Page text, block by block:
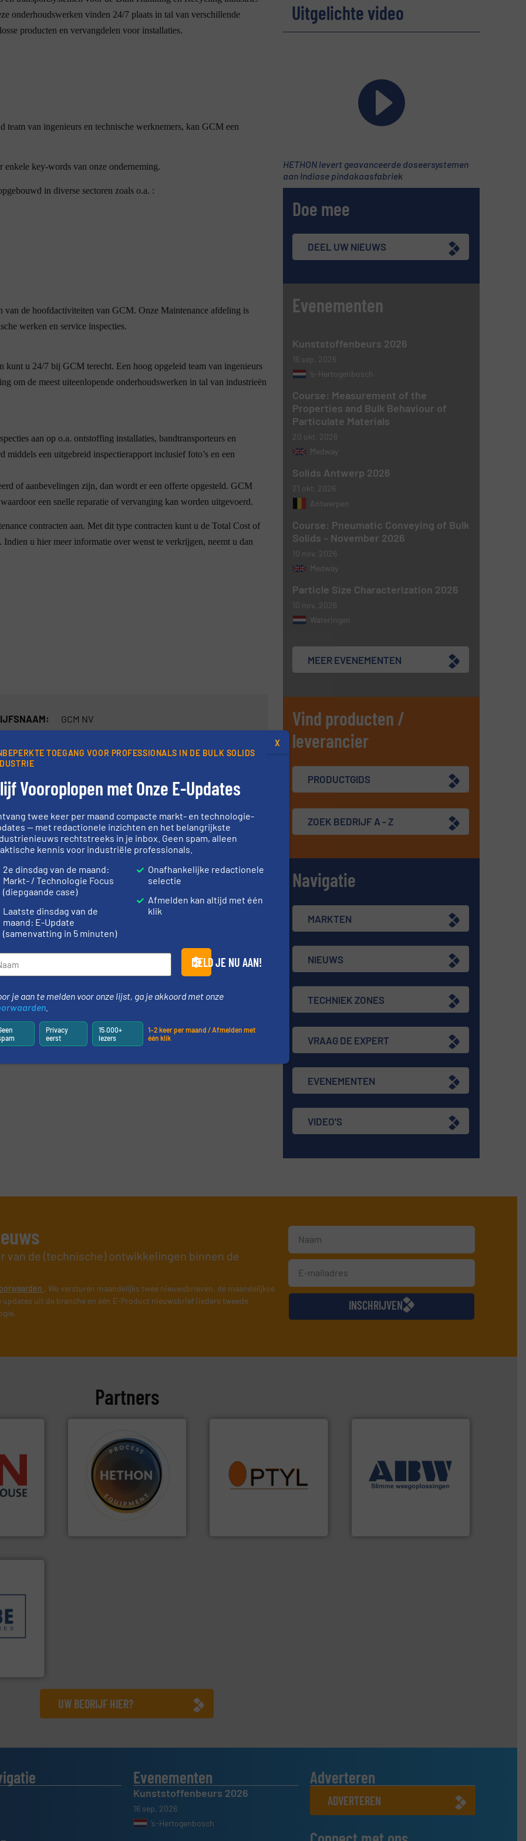
onderhoudswerken vinden 24/7 plaats in tal van verschillende
producten en vervangdelen voor installaties.
team van ingenieurs en technische werknemers, kan GCM een
key-words van onze onderneming.
in diverse sectoren zoals o.a. :
de hoofdactiviteiten van GCM. Onze Maintenance afdeling is
werken en service inspecties.
kunt u 24/7 bij GCM terecht. Een hoog opgeleid team van ingenieurs
om de meest uiteenlopende onderhoudswerken in tal van industrieën
aan op o.a. ontstoffing installaties, bandtransporteurs en
een uitgebreid inspectierapport inclusief foto’s en een
of aanbevelingen zijn, dan wordt er een offerte opgesteld. GCM
een snelle reparatie of vervanging kan worden uitgevoerd.
contracten aan. Met dit type contracten kunt u de Total Cost of
u hier meer informatie over wenst te verkrijgen, neemt u dan
GCM NV
9041
België
+3293676031
+3293675932
VISIT WEBSITE
AANVRAGEN
Telefoonnummer
Uitgelichte video
HETHON levert geavanceerde doseersystemen
aan Indiase pindakaasfabriek
Doe mee
DEEL UW NIEUWS
Evenementen
Kunststoffenbeurs 2026
16 sep, 2026
’s-Hertogenbosch
Course: Measurement of the
Properties and Bulk Behaviour of
Particulate Materials
20 okt, 2026
Medway
Solids Antwerp 2026
21 okt, 2026
Antwerpen
Course: Pneumatic Conveying of Bulk
Solids – November 2026
10 nov, 2026
Medway
Particle Size Characterization 2026
10 nov, 2026
Wateringen
MEER EVENEMENTEN
Vind producten /
leverancier
PRODUCTGIDS
ZOEK BEDRIJF A - Z
Navigatie
MARKTEN
NIEUWS
TECHNIEK ZONES
VRAAG DE EXPERT
EVENEMENTEN
VIDEO'S
van de (technische) ontwikkelingen binnen de
. We versturen maandelijks twee nieuwsbrieven, de maandelijkse
uit de branche en één E-Product nieuwsbrief (iedere tweede
INSCHRIJVEN
Partners
en
HETHON is wereldwijd
specialist in poeder- en
vloeistofdosering, met
name bij lastig te verwerken
materialen.Meer info ➜
QAL1 metingen: Optyl is het
aanspreekpunt voor uw
vragen omtrent stof.Meer
aan weegapparatuur en -
componenten diverse
geautomatiseerde
weegoplossingen. Meer info
die
UW BEDRIJF HIER?
Evenementen
Kunststoffenbeurs 2026
16 sep, 2026
’s-Hertogenbosch
Adverteren
ADVERTEREN
TOEGANG VOOR PROFESSIONALS IN DE BULK SOLIDS
Vooroplopen met Onze E-Updates
twee keer per maand compacte markt- en technologie-
— met redactionele inzichten en het belangrijkste
rechtstreeks in je inbox. Geen spam, alleen
kennis voor industriële professionals.
2e dinsdag van de maand:
Markt- / Technologie Focus
(diepgaande case)
Laatste dinsdag van de
maand: E-Update
(samenvatting in 5 minuten)
Onafhankelijke redactionele
selectie
Afmelden kan altijd met één
klik
MELD JE NU AAN!
je aan te melden voor onze lijst, ga je akkoord met onze
Privacy
eerst
15.000+
lezers
1–2 keer per maand / Afmelden met
één klik
X